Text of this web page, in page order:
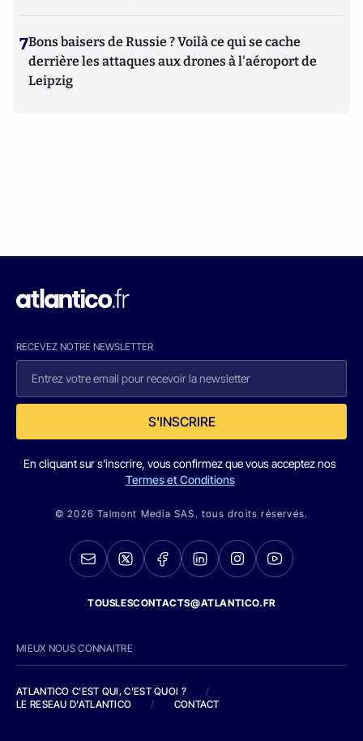
7Bons baisers de Russie ? Voilà ce qui se cache
derrière les attaques aux drones à l'aéroport de
Leipzig
RECEVEZ NOTRE NEWSLETTER
S'INSCRIRE
En cliquant sur s'inscrire, vous confirmez que vous acceptez nos
Termes et Conditions
© 2026 Talmont Media SAS. tous droits réservés.
TOUSLESCONTACTS@ATLANTICO.FR
MIEUX NOUS CONNAITRE
ATLANTICO C'EST QUI, C'EST QUOI ?
/
LE RESEAU D'ATLANTICO
/ CONTACT